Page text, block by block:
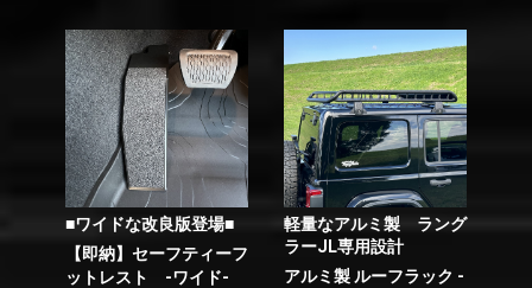
■ワイドな改良版登場■
【即納】セーフティーフ
ットレスト -ワイド-
軽量なアルミ製 ラング
ラーJL専用設計
アルミ製 ルーフラック -